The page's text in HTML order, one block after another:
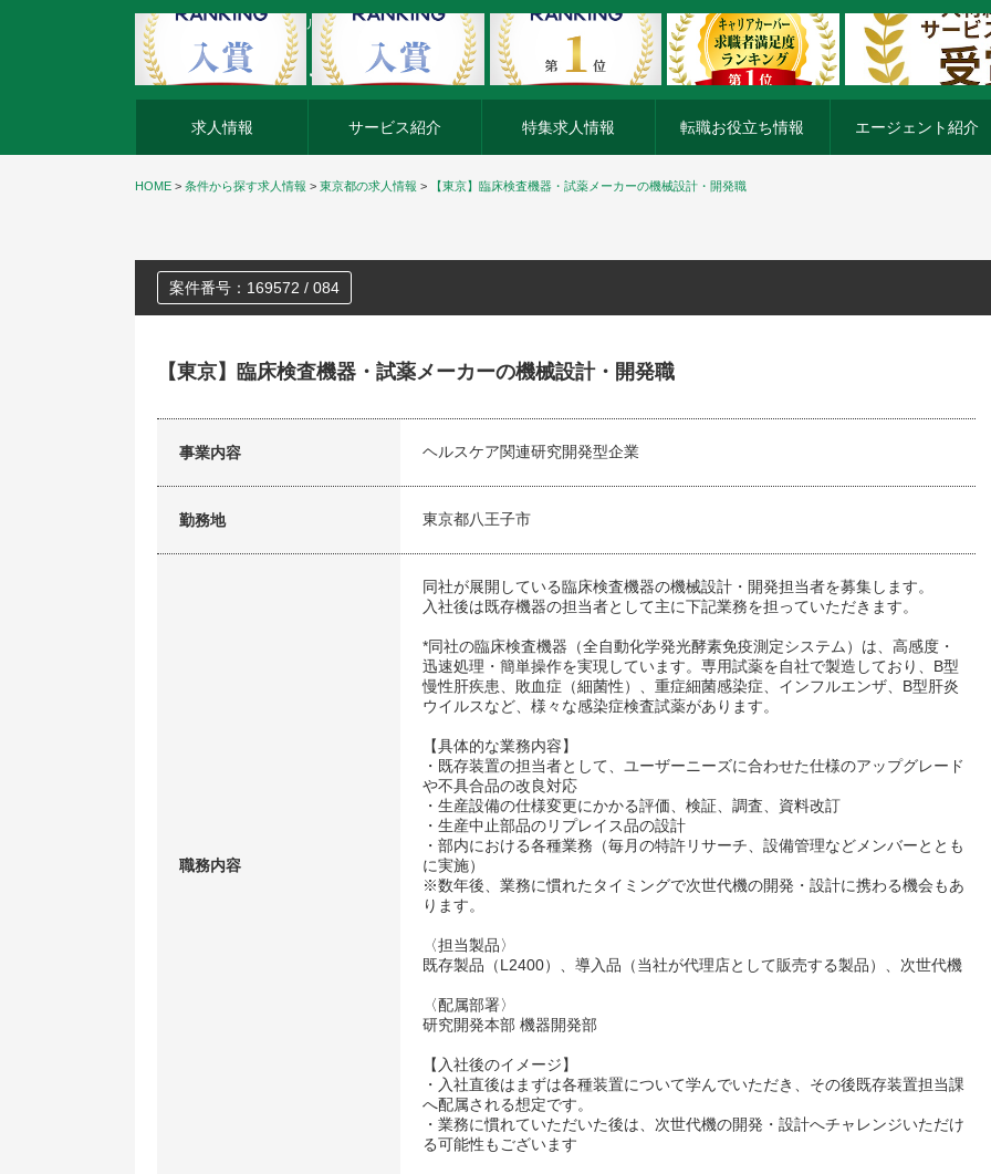
外資系企業の転職・キャリア転職ならアージスジャパン
求人情報 サービス紹介 特集求人情報 転職お役立ち情報 エージェント紹介
HOME > 条件から探す求人情報 > 東京都の求人情報 > 【東京】臨床検査機器・試薬メーカーの機械設計・開発職
案件番号：169572 / 084
【東京】臨床検査機器・試薬メーカーの機械設計・開発職
事業内容 ヘルスケア関連研究開発型企業
勤務地 東京都八王子市
職務内容
同社が展開している臨床検査機器の機械設計・開発担当者を募集します。
入社後は既存機器の担当者として主に下記業務を担っていただきます。
*同社の臨床検査機器（全自動化学発光酵素免疫測定システム）は、高感度・
迅速処理・簡単操作を実現しています。専用試薬を自社で製造しており、B型
慢性肝疾患、敗血症（細菌性）、重症細菌感染症、インフルエンザ、B型肝炎
ウイルスなど、様々な感染症検査試薬があります。
【具体的な業務内容】
・既存装置の担当者として、ユーザーニーズに合わせた仕様のアップグレード
や不具合品の改良対応
・生産設備の仕様変更にかかる評価、検証、調査、資料改訂
・生産中止部品のリプレイス品の設計
・部内における各種業務（毎月の特許リサーチ、設備管理などメンバーととも
に実施）
※数年後、業務に慣れたタイミングで次世代機の開発・設計に携わる機会もあ
ります。
〈担当製品〉
既存製品（L2400）、導入品（当社が代理店として販売する製品）、次世代機
〈配属部署〉
研究開発本部 機器開発部
【入社後のイメージ】
・入社直後はまずは各種装置について学んでいただき、その後既存装置担当課
へ配属される想定です。
・業務に慣れていただいた後は、次世代機の開発・設計へチャレンジいただけ
る可能性もございます